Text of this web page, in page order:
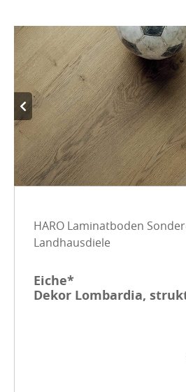
HARO Laminatboden
Landhausdiele
Eiche*
Dekor Lombardia,